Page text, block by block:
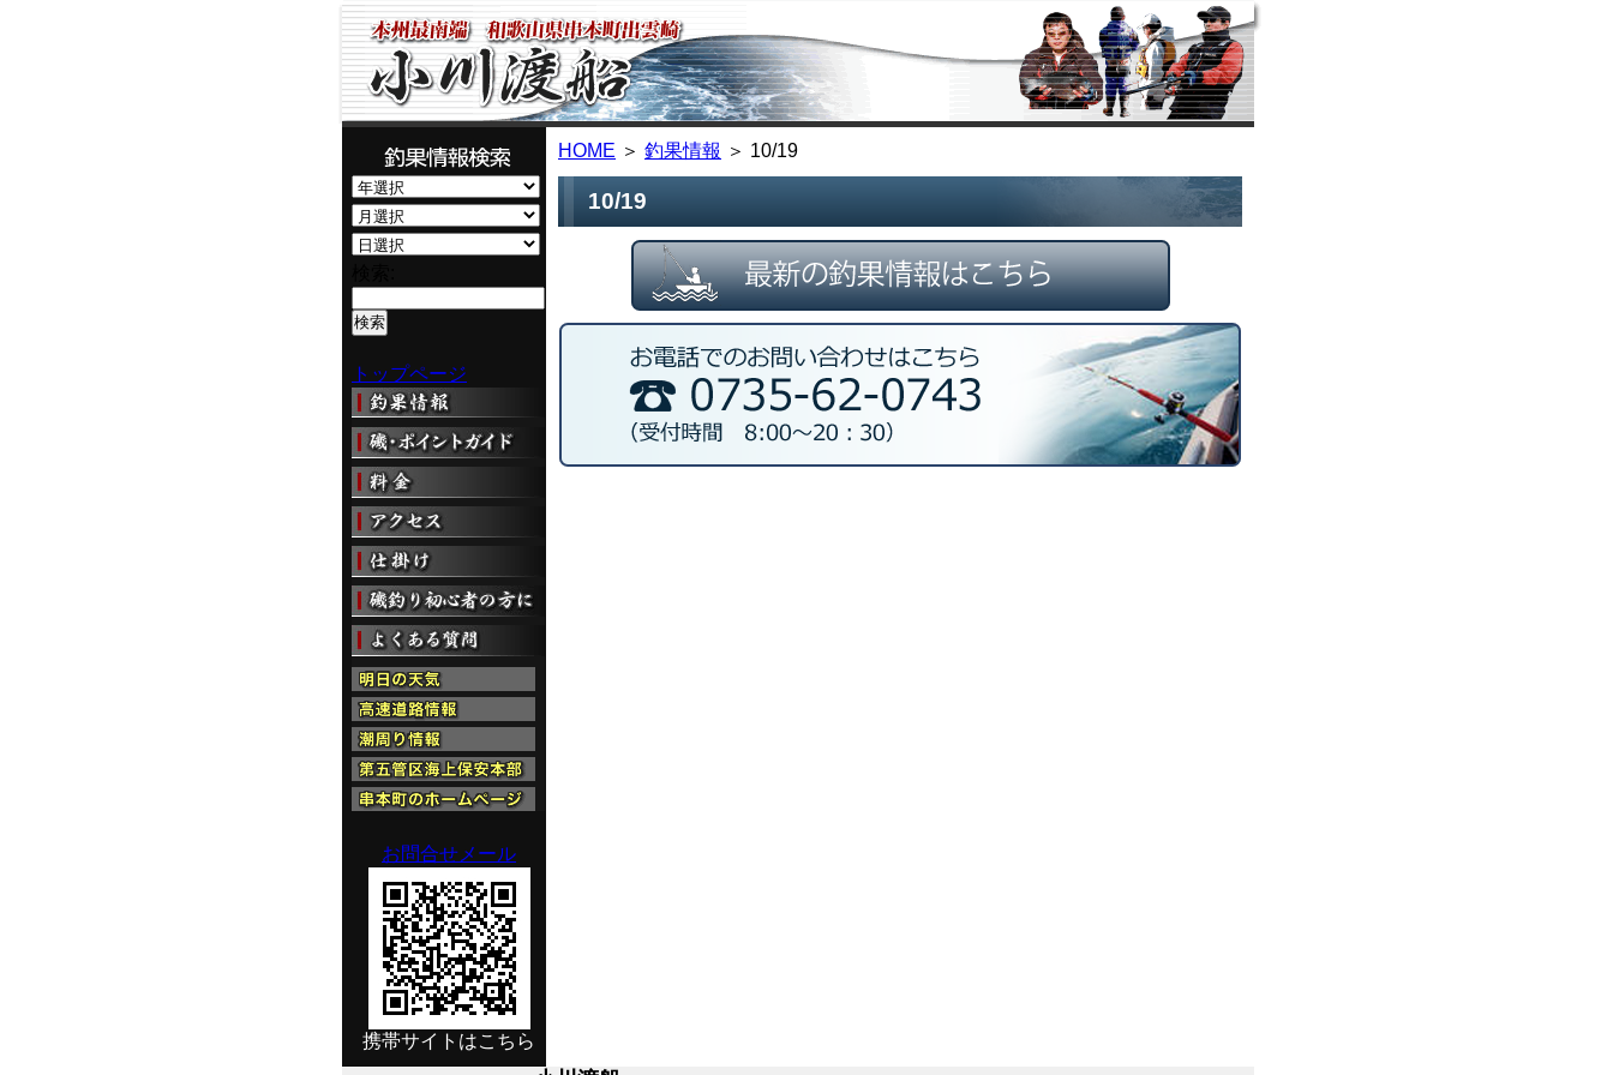
トップページ
お問合せメール
携帯サイトはこちら
HOME ＞ 釣果情報 ＞ 10/19
10/19